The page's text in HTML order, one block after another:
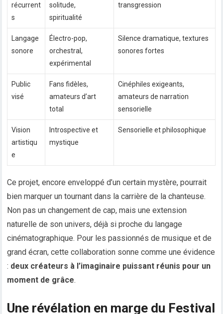
récurrent
s
solitude,
spiritualité
transgression
Langage
sonore
Électro-pop,
orchestral,
expérimental
Silence dramatique, textures
sonores fortes
Public
visé
Fans fidèles,
amateurs d’art
total
Cinéphiles exigeants,
amateurs de narration
sensorielle
Vision
artistiqu
e
Introspective et
mystique
Sensorielle et philosophique
Ce projet, encore enveloppé d’un certain mystère, pourrait
bien marquer un tournant dans la carrière de la chanteuse.
Non pas un changement de cap, mais une extension
naturelle de son univers, déjà si proche du langage
cinématographique. Pour les passionnés de musique et de
grand écran, cette collaboration sonne comme une évidence
: deux créateurs à l’imaginaire puissant réunis pour un
moment de grâce.
Une révélation en marge du Festival